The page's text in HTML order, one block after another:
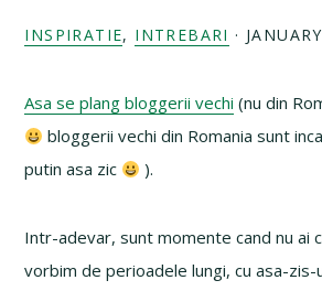
INSPIRATIE, INTREBARI ·
Asa se plang bloggerii vechi (nu din
bloggerii vechi din Romania sunt
putin asa zic
).
Intr-adevar, sunt momente cand nu ai
vorbim de perioadele lungi, cu asa-zis-